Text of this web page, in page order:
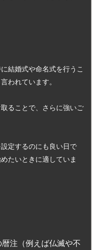
結婚式や命名式を行うこ
われています。
ることで、さらに強いご
定するのにも良い日で
たいときに適していま
注（例えば仏滅や不